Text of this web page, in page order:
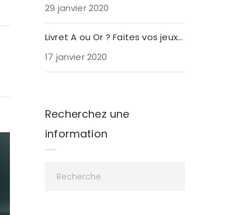
29 janvier 2020
Livret A ou Or ? Faites vos jeux…
17 janvier 2020
Recherchez une
information